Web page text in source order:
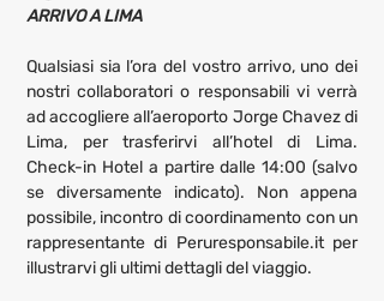
ARRIVO A LIMA
Qualsiasi sia l’ora del vostro arrivo, uno dei
nostri collaboratori o responsabili vi verrà
ad accogliere all’aeroporto Jorge Chavez di
Lima, per trasferirvi all’hotel di Lima.
Check-in Hotel a partire dalle 14:00 (salvo
se diversamente indicato). Non appena
possibile, incontro di coordinamento con un
rappresentante di Peruresponsabile.it per
illustrarvi gli ultimi dettagli del viaggio.